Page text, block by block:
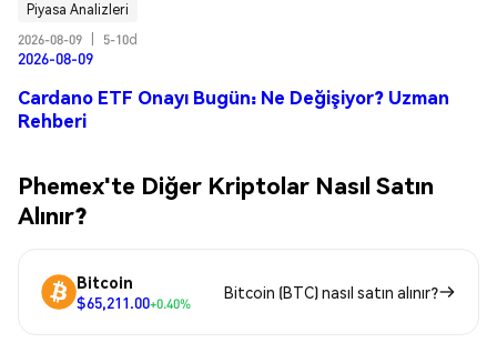
Piyasa Analizleri
2026-08-09
5-10d
2026-08-09
Cardano ETF Onayı Bugün: Ne Değişiyor? Uzman
Rehberi
Phemex'te Diğer Kriptolar Nasıl Satın
Alınır?
Bitcoin
$65,211.00+0.40%
Bitcoin (BTC) nasıl satın alınır?